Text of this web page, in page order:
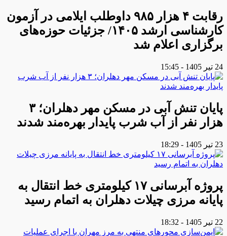
رقابت ۴ هزار ۹۸۵ داوطلب ایلامی در آزمون
کارشناسی ارشد ۱۴۰۵/ جزئیات حوزه‌های
برگزاری اعلام شد
24 تیر 1405 - 15:45
پایان تنش آبی در مسکن مهر دهلران؛ ۳
هزار نفر از آب شرب پایدار بهره‌مند شدند
23 تیر 1405 - 18:29
پروژه آبرسانی ۱۷ کیلومتری خط انتقال به
پایانه مرزی چیلات دهلران به اتمام رسید
22 تیر 1405 - 18:32